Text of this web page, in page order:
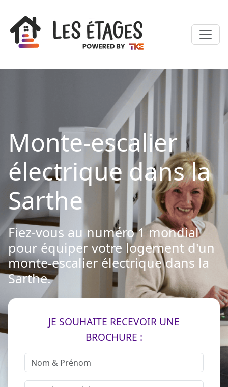
Monte-escalier
électrique dans la
Sarthe
Fiez-vous au numéro 1 mondial
pour équiper votre logement d'un
monte-escalier électrique dans la
Sarthe.
JE SOUHAITE RECEVOIR UNE
BROCHURE :